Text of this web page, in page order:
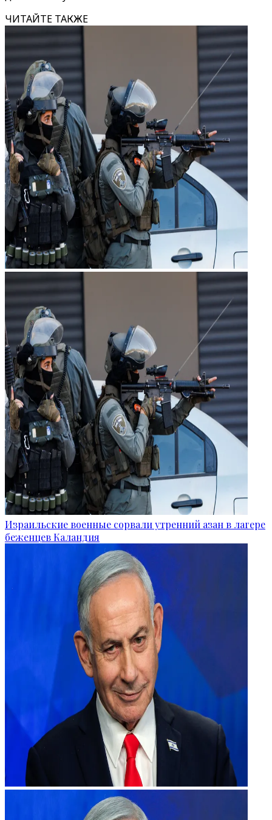
ЧИТАЙТЕ ТАКЖЕ
Израильские военные сорвали утренний азан в лагере
беженцев Каландия